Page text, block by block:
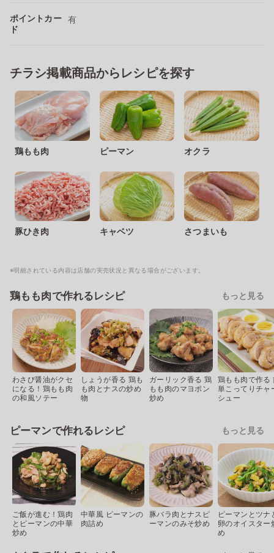
ポイントカー
ド
有
チラシ掲載商品からレシピを探す
鶏もも肉 ピーマン オクラ
豚ひき肉 キャベツ さつまいも
※明細されている内容は店舗の実売状況と異なる場合がございます。
鶏もも肉で作れるレシピ もっと見る
わさび醤油がクセ
になる！鶏もも肉
の和風ソテー
しょうが香る 鶏も
も肉とナスの炒め
物
ガーリック香る 鶏
もも肉のマヨポン
炒め
鶏もも肉で作る
単こってりチャ
シュー
ピーマンで作れるレシピ もっと見る
ご飯が進む！鶏肉
とピーマンの中華
炒め
中華風 ピーマンの
肉詰め
豚バラ肉とナスピ
ーマンのみそ炒め
ピーマンとツナ
卵のオイスター
め